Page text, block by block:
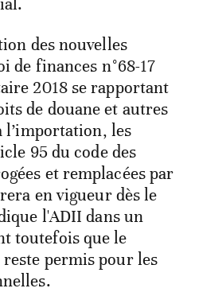
des nouvelles
de finances n°68-17
2018 se rapportant
de douane et autres
l’importation, les
95 du code des
et remplacées par
en vigueur dès le
l'ADII dans un
toutefois que le
reste permis pour les